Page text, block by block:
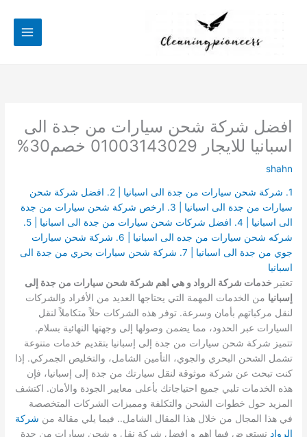
افضل شركة شحن سيارات من جدة الى
اسبانيا للايجار 01003143029 خصم30%
shahn
1. شركة شحن سيارات من جدة الى اسبانيا | 2. افضل شركة شحن
سيارات من جدة الى اسبانيا | 3. ارخص شركة شحن سيارات من جدة
الى اسبانيا | 4. افضل شركات شحن سيارات من جدة الى اسبانيا | 5.
شركه شحن سيارات من جده الى اسبانيا | 6. شركة شحن سيارات
جوي من جدة الى اسبانيا | 7. شركة شحن سيارات بحري من جدة الى
اسبانيا
تعتبر خدمات شركة الرواد و هي اهم شركة شحن سيارات من جدة إلى
إسبانيا من الخدمات المهمة التي يحتاجها العديد من الأفراد والشركات
لنقل مركباتهم بأمان وسرعة. توفر هذه الشركات حلاً متكاملاً لنقل
السيارات عبر الحدود، مما يضمن وصولها إلى وجهتها النهائية بسلام.
تتميز شركة شحن سيارات من جدة إلى إسبانيا بتقديم خدمات متنوعة
تشمل الشحن البحري والجوي، التأمين الشامل، والتخليص الجمركي. إذا
كنت تبحث عن شركة موثوقة لنقل سيارتك من جدة إلى إسبانيا، فإن
هذه الخدمات تلبي جميع احتياجاتك بأعلى معايير الجودة والأمان. اكتشف
المزيد حول خطوات الشحن والتكلفة ومميزات الشركات المتخصصة
في هذا المجال من خلال هذا المقال الشامل.. فيما يلي مقالة من شركة
الرواد نستعرض فيها اهم و افضل شركة نقل و شحن سيارات من جدة